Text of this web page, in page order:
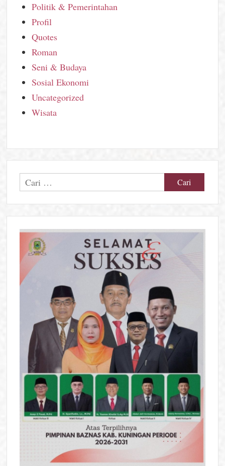
Politik & Pemerintahan
Profil
Quotes
Roman
Seni & Budaya
Sosial Ekonomi
Uncategorized
Wisata
Cari